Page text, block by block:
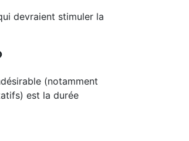
devraient stimuler la
(notamment
est la durée